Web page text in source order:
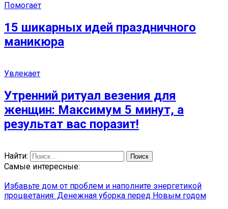
Помогает
15 шикарных идей праздничного
маникюра
Увлекает
Утренний ритуал везения для
женщин: Максимум 5 минут, а
результат вас поразит!
Найти:
Самые интересные:
Избавьте дом от проблем и наполните энергетикой
процветания: Денежная уборка перед Новым годом